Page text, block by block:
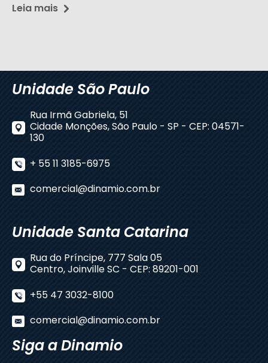
Leia mais
Unidade São Paulo
Rua Irmã Gabriela, 51
Cidade Monções, São Paulo - SP - CEP: 04571-
130
+ 55 11 3185-6975
comercial@dinamio.com.br
Unidade Santa Catarina
Rua do Príncipe, 777 Sala 05
Centro, Joinville SC - CEP: 89201-001
+55 47 3032-8100
comercial@dinamio.com.br
Siga a Dinamio